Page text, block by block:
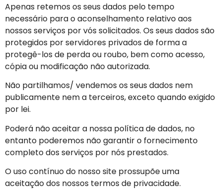
Apenas retemos os seus dados pelo tempo
necessário para o aconselhamento relativo aos
nossos serviços por vós solicitados. Os seus dados são
protegidos por servidores privados de forma a
protegê-los de perda ou roubo, bem como acesso,
cópia ou modificação não autorizada.
Não partilhamos/ vendemos os seus dados nem
publicamente nem a terceiros, exceto quando exigido
por lei.
Poderá não aceitar a nossa política de dados, no
entanto poderemos não garantir o fornecimento
completo dos serviços por nós prestados.
O uso contínuo do nosso site prossupõe uma
aceitação dos nossos termos de privacidade.